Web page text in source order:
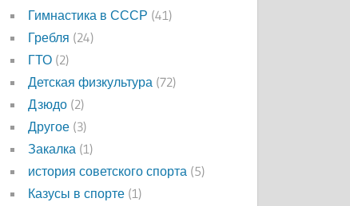
Гимнастика в СССР (41)
Гребля (24)
ГТО (2)
Детская физкультура (72)
Дзюдо (2)
Другое (3)
Закалка (1)
история советского спорта (5)
Казусы в спорте (1)